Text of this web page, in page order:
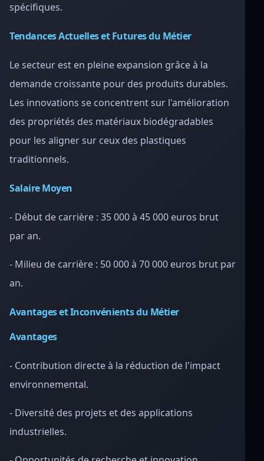
spécifiques.
Tendances Actuelles et Futures du Métier
Le secteur est en pleine expansion grâce à la
demande croissante pour des produits durables.
Les innovations se concentrent sur l'amélioration
des propriétés des matériaux biodégradables
pour les aligner sur ceux des plastiques
traditionnels.
Salaire Moyen
- Début de carrière : 35 000 à 45 000 euros brut
par an.
- Milieu de carrière : 50 000 à 70 000 euros brut par
an.
Avantages et Inconvénients du Métier
Avantages
- Contribution directe à la réduction de l'impact
environnemental.
- Diversité des projets et des applications
industrielles.